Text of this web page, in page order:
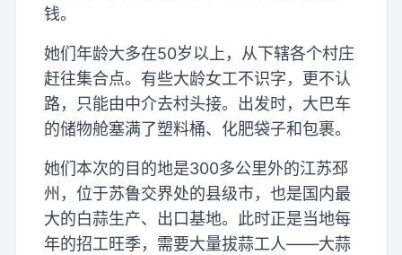
钱。
她们年龄大多在50岁以上，从下辖各个村庄
赶往集合点。有些大龄女工不识字，更不认
路，只能由中介去村头接。出发时，大巴车
的储物舱塞满了塑料桶、化肥袋子和包裹。
她们本次的目的地是300多公里外的江苏邳
州，位于苏鲁交界处的县级市，也是国内最
大的白蒜生产、出口基地。此时正是当地每
年的招工旺季，需要大量拔蒜工人——大蒜